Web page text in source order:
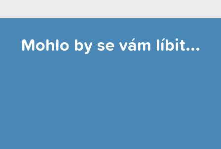
Mohlo by se vám líbit...